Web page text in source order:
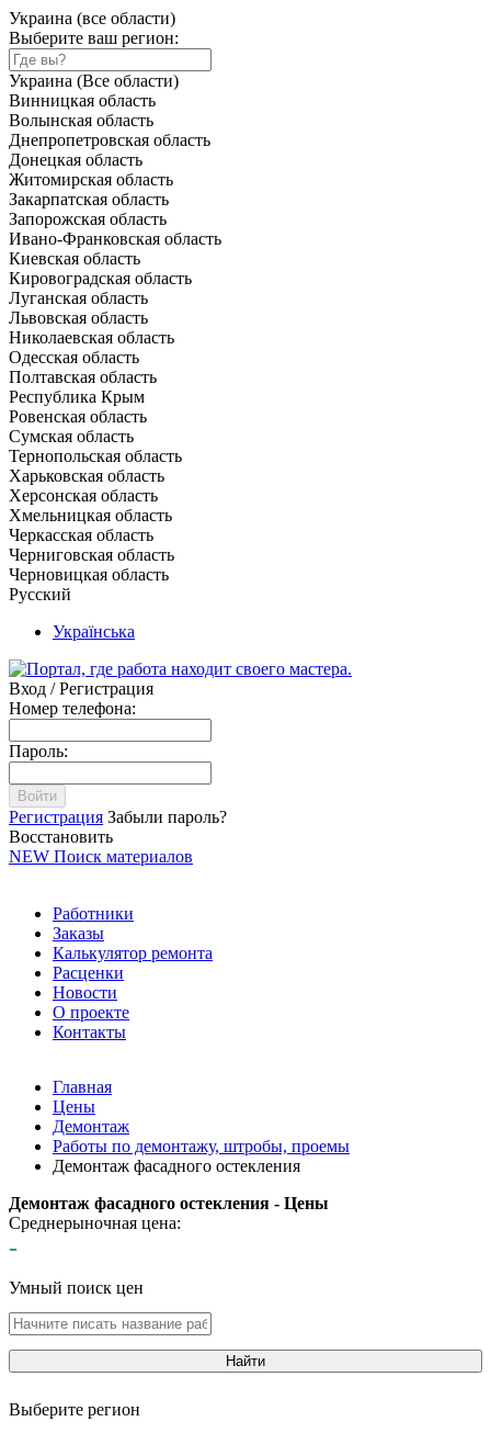
Украина (все области)
Выберите ваш регион:
Украина (Все области)
Винницкая область
Волынская область
Днепропетровская область
Донецкая область
Житомирская область
Закарпатская область
Запорожская область
Ивано-Франковская область
Киевская область
Кировоградская область
Луганская область
Львовская область
Николаевская область
Одесская область
Полтавская область
Республика Крым
Ровенская область
Сумская область
Тернопольская область
Харьковская область
Херсонская область
Хмельницкая область
Черкасская область
Черниговская область
Черновицкая область
Русский
Українська
Вход / Регистрация
Номер телефона:
Пароль:
Войти
Регистрация Забыли пароль?
Восстановить
NEW Поиск материалов
Работники
Заказы
Калькулятор ремонта
Расценки
Новости
О проекте
Контакты
Главная
Цены
Демонтаж
Работы по демонтажу, штробы, проемы
Демонтаж фасадного остекления
Демонтаж фасадного остекления - Цены
Среднерыночная цена:
-
Умный поиск цен
Найти
Выберите регион